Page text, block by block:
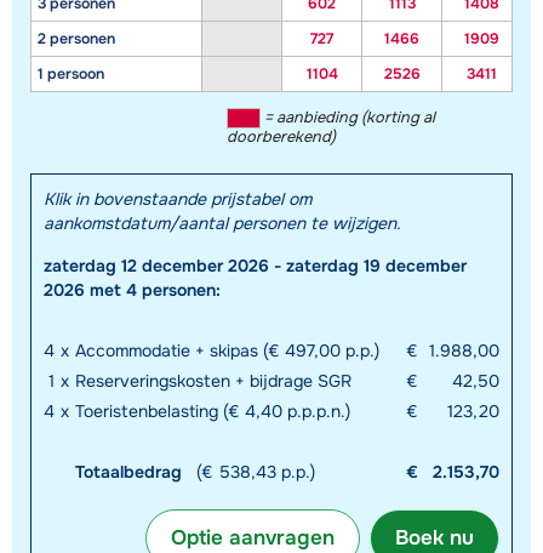
2 personen
1 persoon
727
1466
1909
1104
2526 3411
= aanbieding (korting al
doorberekend)
Klik in bovenstaande prijstabel om
aankomstdatum/aantal personen te wijzigen.
zaterdag 12 december 2026 - zaterdag 19 december
2026 met 4 personen:
4 x Accommodatie + skipas (€ 497,00 p.p.) € 1.988,00
1 x Reserveringskosten + bijdrage SGR €
42,50
4 x Toeristenbelasting (€ 4,40 p.p.p.n.) € 123,20
Totaalbedrag (€ 538,43 p.p.) € 2.153,70
Boek nu
Optie aanvragen